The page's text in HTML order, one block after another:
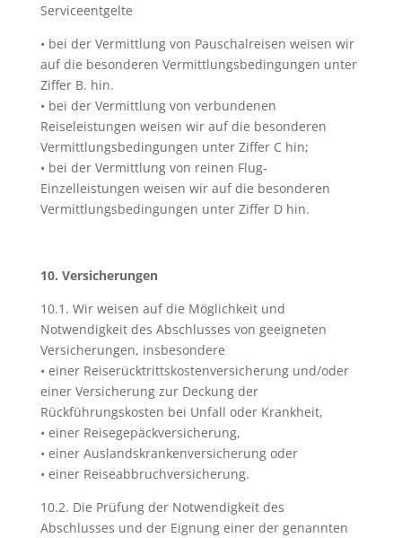
Serviceentgelte
• bei der Vermittlung von Pauschalreisen weisen wir
auf die besonderen Vermittlungsbedingungen unter
Ziffer B. hin.
• bei der Vermittlung von verbundenen
Reiseleistungen weisen wir auf die besonderen
Vermittlungsbedingungen unter Ziffer C hin;
• bei der Vermittlung von reinen Flug-
Einzelleistungen weisen wir auf die besonderen
Vermittlungsbedingungen unter Ziffer D hin.
10. Versicherungen
10.1. Wir weisen auf die Möglichkeit und
Notwendigkeit des Abschlusses von geeigneten
Versicherungen, insbesondere
• einer Reiserücktrittskostenversicherung und/oder
einer Versicherung zur Deckung der
Rückführungskosten bei Unfall oder Krankheit,
• einer Reisegepäckversicherung,
• einer Auslandskrankenversicherung oder
• einer Reiseabbruchversicherung.
10.2. Die Prüfung der Notwendigkeit des
Abschlusses und der Eignung einer der genannten